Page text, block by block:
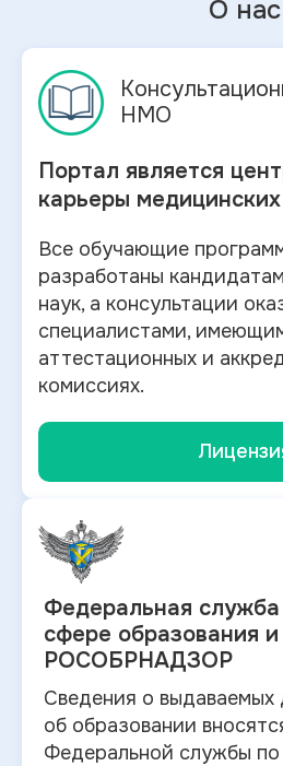
О нас
НМО
Портал является
карьеры
Все обучающие
разработаны
наук, а консультации
специалистами,
аттестационных и
комиссиях.
Федеральная
сфере образования и
РОСОБРНАДЗОР
Сведения о выдаваемых
об образовании
Федеральной службы